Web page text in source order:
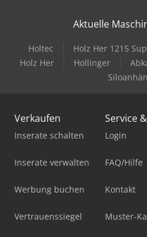
Aktuelle
Holtec Holz Her 1215
Holz Her
Hollinger
Verkaufen
Inserate schalten
Inserate verwalten
Werbung buchen
Vertrauenssiegel
Service
Login
FAQ/Hilfe
Kontakt
Muster-